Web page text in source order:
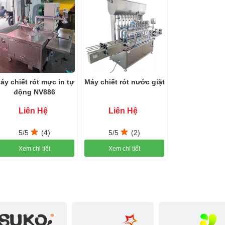
đều đặn, nhẹ nhàng vì vậy hạn chế máy bị kéo
rót nước giặt có thể được vệ sinh dễ dàng và thay
chiết rót mực in tự
động NV886
Liên Hệ
5/5 (4)
Xem chi tiết
Máy chiết rót nước giặt
Liên Hệ
5/5 (2)
Xem chi tiết